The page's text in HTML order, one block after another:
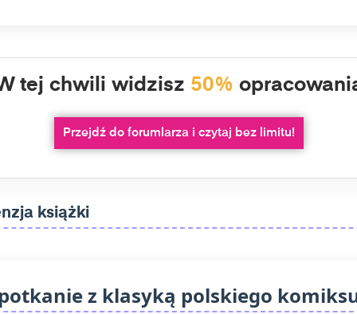
tej chwili widzisz 50%
Przejdź do forumlarza i czytaj bez limitu!
książki
z klasyką polskiego